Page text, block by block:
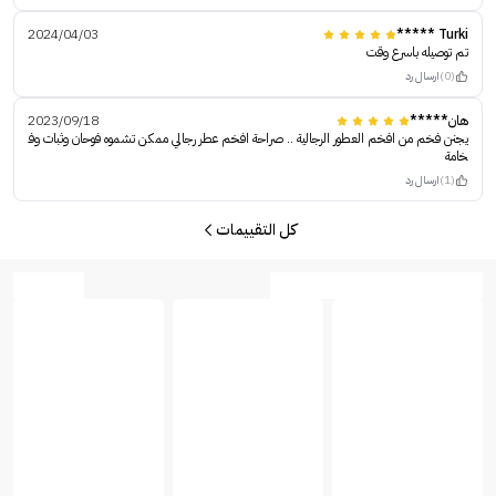
Turki *****
2024/04/03
تم توصيله باسرع وقت
(0) ارسال رد
هان*****
2023/09/18
يجنن فخم من افخم العطور الرجالية .. صراحة افخم عطر رجالي ممكن تشموه فوحان وثبات وف
خامة
(1) ارسال رد
كل التقييمات